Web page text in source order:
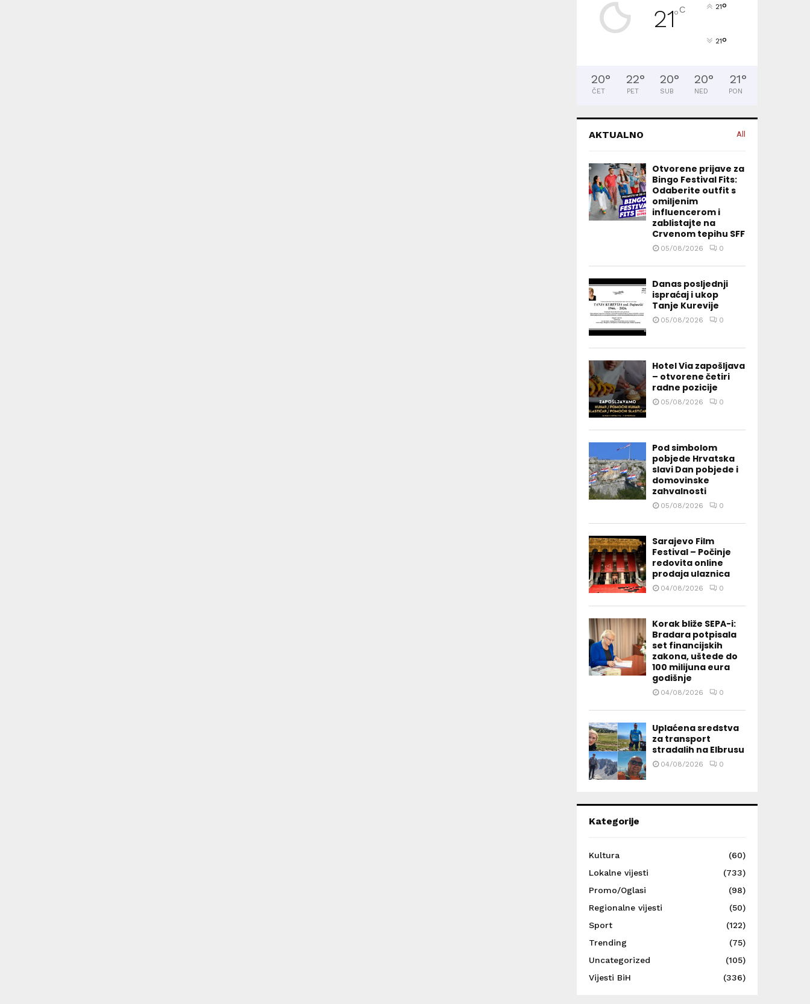
21°C 21°
21°
20°
ČET
22°
PET
20°
SUB
20°
NED
21°
PON
AKTUALNO All
Otvorene prijave za
Bingo Festival Fits:
Odaberite outfit s
omiljenim
influencerom i
zablistajte na
Crvenom tepihu SFF
05/08/2026 0
Danas posljednji
ispraćaj i ukop
Tanje Kurevije
05/08/2026 0
Hotel Via zapošljava
– otvorene četiri
radne pozicije
05/08/2026 0
Pod simbolom
pobjede Hrvatska
slavi Dan pobjede i
domovinske
zahvalnosti
05/08/2026 0
Sarajevo Film
Festival – Počinje
redovita online
prodaja ulaznica
04/08/2026 0
Korak bliže SEPA-i:
Bradara potpisala
set financijskih
zakona, uštede do
100 milijuna eura
godišnje
04/08/2026 0
Uplaćena sredstva
za transport
stradalih na Elbrusu
04/08/2026 0
Kategorije
Kultura
(60)
Lokalne vijesti
(733)
Promo/Oglasi
(98)
Regionalne vijesti
(50)
Sport
(122)
Trending
(75)
Uncategorized
(105)
Vijesti BiH
(336)